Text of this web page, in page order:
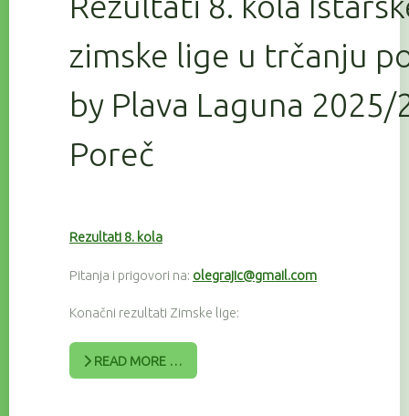
zimske lige u trčanju
by Plava Laguna 2025/
Poreč
Rezultati 8. kola
Pitanja i prigovori na: olegrajic@gmail.com
Konačni rezultati Zimske lige:
READ MORE …